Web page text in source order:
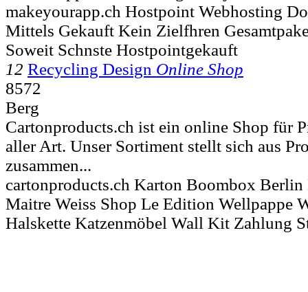
makeyourapp.ch Hostpoint Webhosting
Mittels Gekauft Kein Zielfhren
Soweit Schnste Hostpointgekauft
12 Recycling Design Online Shop
8572
Berg
Cartonproducts.ch ist ein online Shop für
aller Art. Unser Sortiment stellt sich aus
zusammen...
cartonproducts.ch Karton Boombox
Maitre Weiss Shop Le Edition Wellpappe
Halskette Katzenmöbel Wall Kit Zahlung